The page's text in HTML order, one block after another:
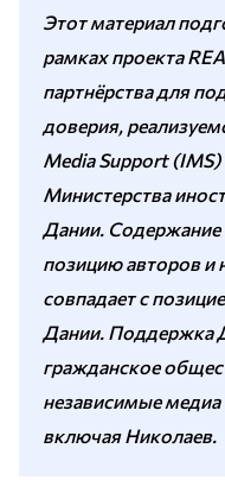
Этот материал
рамках проекта
партнёрства для
доверия,
Media Support
Министерства
Дании. Содержание
позицию авторов и
совпадает с
Дании. Поддержка
гражданское
независимые медиа
включая Николаев.